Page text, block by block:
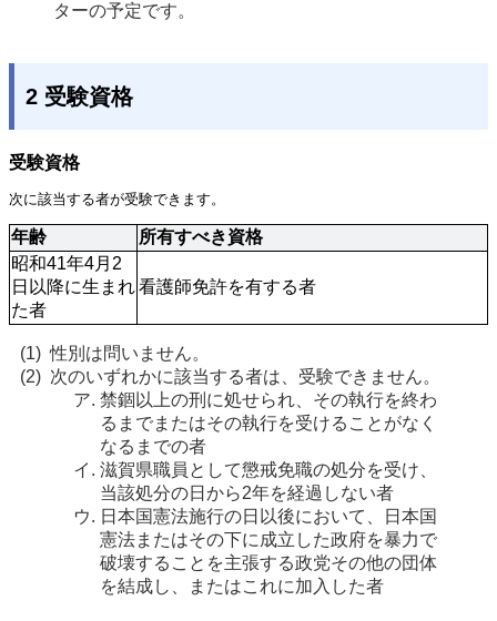
ターの予定です。
2 受験資格
受験資格
次に該当する者が受験できます。
年齢
所有すべき資格
昭和41年4月2
日以降に生まれ
た者
看護師免許を有する者
性別は問いません。
次のいずれかに該当する者は、受験できません。
禁錮以上の刑に処せられ、その執行を終わ
るまでまたはその執行を受けることがなく
なるまでの者
滋賀県職員として懲戒免職の処分を受け、
当該処分の日から2年を経過しない者
日本国憲法施行の日以後において、日本国
憲法またはその下に成立した政府を暴力で
破壊することを主張する政党その他の団体
を結成し、またはこれに加入した者